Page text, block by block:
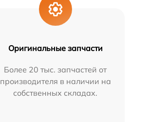
Оригинальные запчасти
Более 20 тыс. запчастей от
производителя в наличии на
собственных складах.